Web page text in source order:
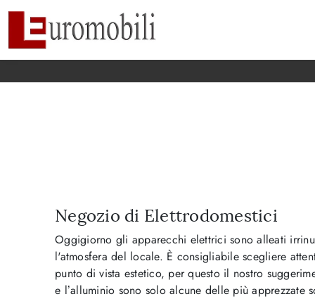
Negozio di Elettrodomestici
Oggigiorno gli apparecchi elettrici sono alleati
l'atmosfera del locale. È consigliabile scegliere
punto di vista estetico, per questo il nostro
e l’alluminio sono solo alcune delle più apprezzate